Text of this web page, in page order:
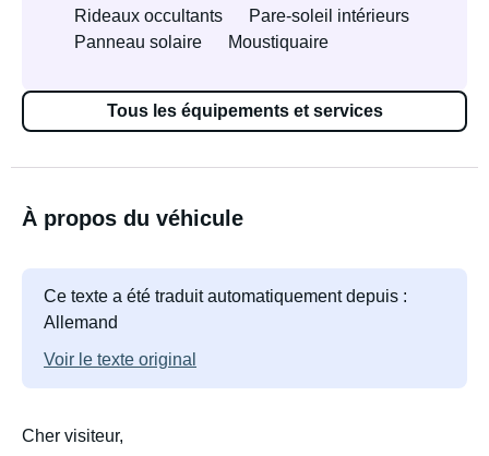
Rideaux occultants
Pare-soleil intérieurs
Panneau solaire
Moustiquaire
Tous les équipements et services
À propos du véhicule
Ce texte a été traduit automatiquement depuis :
Allemand
Voir le texte original
Cher visiteur,